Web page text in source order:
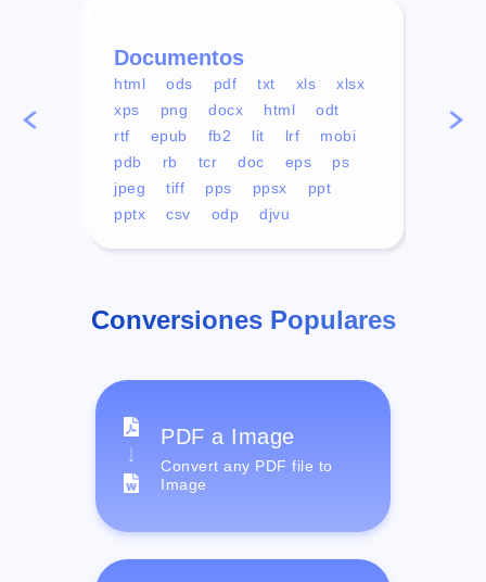
Documentos
html ods pdf txt xls
xlsx
xps
png docx html
odt
rtf
epub fb2 lit lrf
mobi
pdb
rb tcr doc eps
ps
jpeg
tiff pps ppsx
ppt
pptx
csv odp djvu
mp4
Conversiones Populares
PDF a Image
Convert any PDF file to
Image